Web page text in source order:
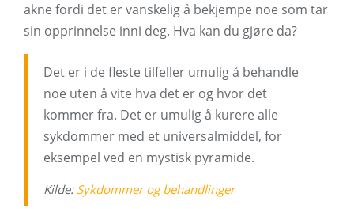
akne fordi det er vanskelig å bekjempe noe som tar
sin opprinnelse inni deg. Hva kan du gjøre da?
Det er i de fleste tilfeller umulig å behandle
noe uten å vite hva det er og hvor det
kommer fra. Det er umulig å kurere alle
sykdommer med et universalmiddel, for
eksempel ved en mystisk pyramide.
Kilde: Sykdommerog behandlinger